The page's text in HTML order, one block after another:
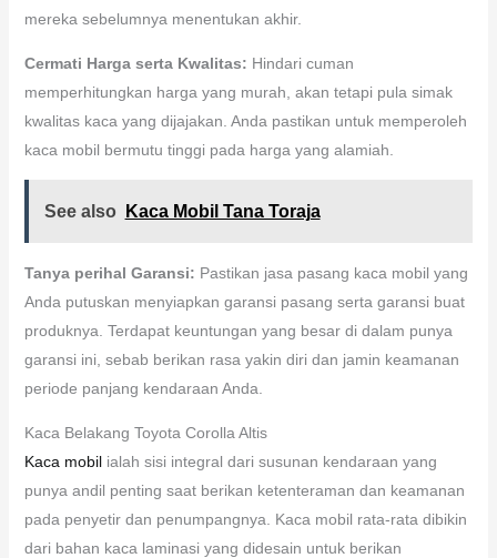
mereka sebelumnya menentukan akhir.
Cermati Harga serta Kwalitas: Hindari cuman
memperhitungkan harga yang murah, akan tetapi pula simak
kwalitas kaca yang dijajakan. Anda pastikan untuk memperoleh
kaca mobil bermutu tinggi pada harga yang alamiah.
See also Kaca Mobil Tana Toraja
Tanya perihal Garansi: Pastikan jasa pasang kaca mobil yang
Anda putuskan menyiapkan garansi pasang serta garansi buat
produknya. Terdapat keuntungan yang besar di dalam punya
garansi ini, sebab berikan rasa yakin diri dan jamin keamanan
periode panjang kendaraan Anda.
Kaca Belakang Toyota Corolla Altis
Kaca mobilialah sisi integral dari susunan kendaraan yang
punya andil penting saat berikan ketenteraman dan keamanan
pada penyetir dan penumpangnya. Kaca mobil rata-rata dibikin
dari bahan kaca laminasi yang didesain untuk berikan